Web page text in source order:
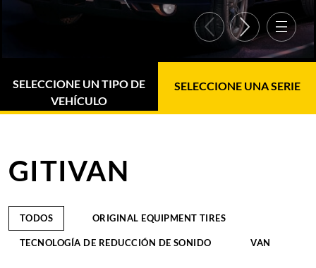
SELECCIONE UN TIPO DE
VEHÍCULO
SELECCIONE UNA SERIE
GITIVAN
TODOS ORIGINAL EQUIPMENT TIRES
TECNOLOGÍA DE REDUCCIÓN DE SONIDO VAN